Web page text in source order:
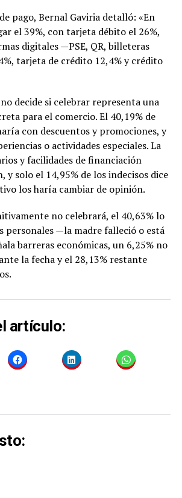
pago, Bernal Gaviria detalló: «En
el 39%, con tarjeta débito el 26%,
digitales —PSE, QR, billeteras
tarjeta de crédito 12,4% y crédito
decide si celebrar representa una
para el comercio. El 40,19% de
con descuentos y promociones, y
o actividades especiales. La
y facilidades de financiación
solo el 14,95% de los indecisos dice
los haría cambiar de opinión.
no celebrará, el 40,63% lo
personales —la madre falleció o está
barreras económicas, un 6,25% no
la fecha y el 28,13% restante
artículo: